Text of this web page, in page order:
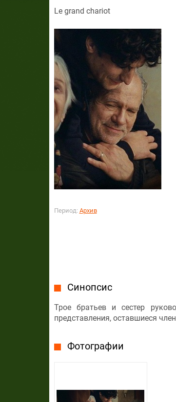
Le grand chariot
Период: Архив
Синопсис
Трое братьев и сестер
представления, оставшиеся
Фотографии